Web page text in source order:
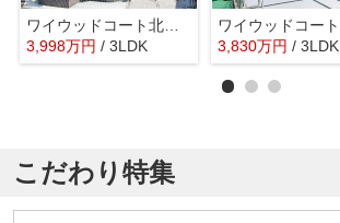
ワイウッドコート北本市中丸第6期 新築戸建 全9棟 1号棟
3,998万円 / 3LDK
3,830万円 / 3LDK
こだわり特集